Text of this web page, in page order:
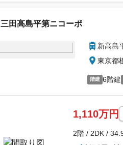
システムキッチン交
浴室交換（追い焚き機
トイレ交換（手洗い付）
給湯器交換
給水・給湯・排水管
モニター付きインタ
エアコン2台新規設置
建具全て交換
玄関収納（ミラー付き
玄関ドアダイノックシ
ハウスクリーニング
三田高島平第ニコーポ
新高島
東京都
階建 6階建
1,110万円
2階 / 2DK /